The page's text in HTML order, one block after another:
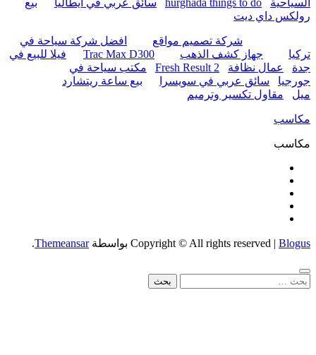
سائق عربي في ايطاليا بيع
افضل شركة سياحة في
Trac Max D300
فيلا للبيع في
مكتب سياحة في
بيع ساعة ريتشارد
بواسطةThemeansar
.